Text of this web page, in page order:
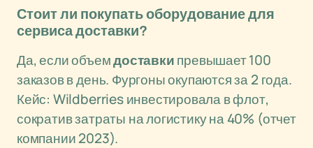
Стоит ли покупать оборудование для
сервиса доставки?
Да, если объемдоставкипревышает 100
заказов в день. Фургоны окупаются за 2 года.
Кейс: Wildberries инвестировала в флот,
сократив затраты на логистику на 40% (отчет
компании 2023).